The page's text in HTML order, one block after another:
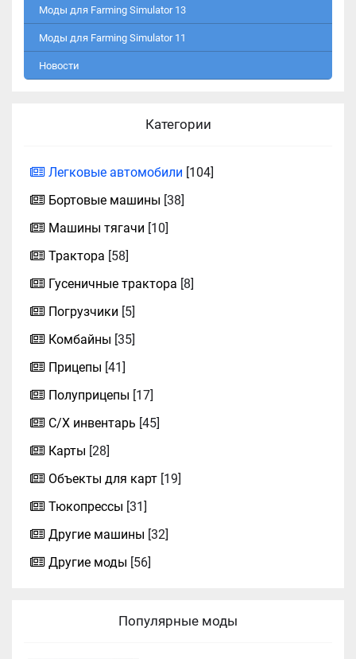
Моды для Farming Simulator 13
Моды для Farming Simulator 11
Новости
Категории
Легковые автомобили [104]
Бортовые машины [38]
Машины тягачи [10]
Трактора [58]
Гусеничные трактора [8]
Погрузчики [5]
Комбайны [35]
Прицепы [41]
Полуприцепы [17]
С/Х инвентарь [45]
Карты [28]
Объекты для карт [19]
Тюкопрессы [31]
Другие машины [32]
Другие моды [56]
Популярные моды